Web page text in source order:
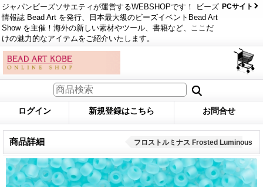
ジャパンビーズソサエティが運営するWEBSHOPです！ ビーズ
情報誌 Bead Art を発行、日本最大級のビーズイベントBead Art
Show を主催！海外の新しい素材やツール、書籍など、ここだ
けの魅力的なアイテムをご紹介いたします。
PCサイト
ログイン 新規登録はこちら お問合せ
商品詳細 フロストルミナス Frosted Luminous